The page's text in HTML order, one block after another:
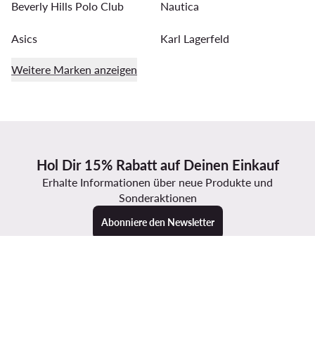
Beverly Hills Polo Club Nautica
Asics Karl Lagerfeld
Weitere Marken anzeigen
Hol Dir 15% Rabatt auf Deinen Einkauf
Erhalte Informationen über neue Produkte und
Sonderaktionen
Abonniere den Newsletter